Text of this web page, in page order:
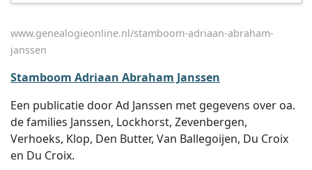
www.genealogieonline.nl/stamboom-adriaan-abraham-
janssen
Stamboom Adriaan Abraham Janssen
Een publicatie door Ad Janssen met gegevens over oa.
de families Janssen, Lockhorst, Zevenbergen,
Verhoeks, Klop, Den Butter, Van Ballegoijen, Du Croix
en Du Croix.